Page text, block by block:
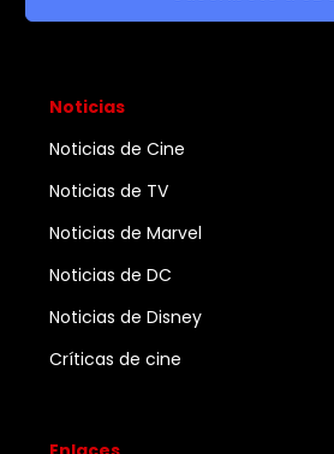
Noticias
Noticias de Cine
Noticias de TV
Noticias de Marvel
Noticias de DC
Noticias de Disney
Críticas de cine